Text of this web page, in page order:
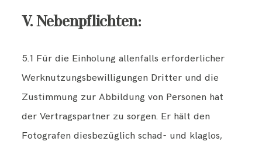
V. Nebenpflichten:
5.1 Für die Einholung allenfalls erforderlicher
Werknutzungsbewilligungen Dritter und die
Zustimmung zur Abbildung von Personen hat
der Vertragspartner zu sorgen. Er hält den
Fotografen diesbezüglich schad- und klaglos,